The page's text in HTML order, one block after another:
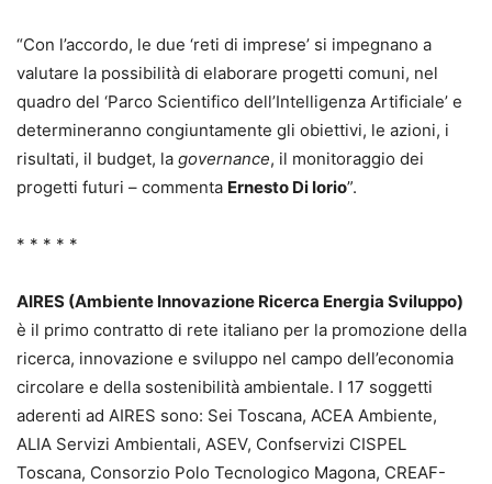
“Con l’accordo, le due ‘reti di imprese’ si impegnano a
valutare la possibilità di elaborare progetti comuni, nel
quadro del ‘Parco Scientifico dell’Intelligenza Artificiale’ e
determineranno congiuntamente gli obiettivi, le azioni, i
risultati, il budget, la governance, il monitoraggio dei
progetti futuri – commenta Ernesto Di Iorio”.
* * * * *
AIRES (Ambiente Innovazione Ricerca Energia Sviluppo)
è il primo contratto di rete italiano per la promozione della
ricerca, innovazione e sviluppo nel campo dell’economia
circolare e della sostenibilità ambientale. I 17 soggetti
aderenti ad AIRES sono: Sei Toscana, ACEA Ambiente,
ALIA Servizi Ambientali, ASEV, Confservizi CISPEL
Toscana, Consorzio Polo Tecnologico Magona, CREAF-